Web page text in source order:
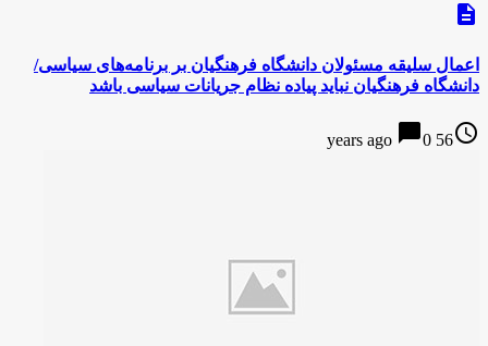
description
اعمال سلیقه مسئولان دانشگاه فرهنگیان بر برنامه‌های سیاسی/
دانشگاه فرهنگیان نباید پیاده نظام جریانات سیاسی باشد
access_time
56 years ago
chat_bubble0